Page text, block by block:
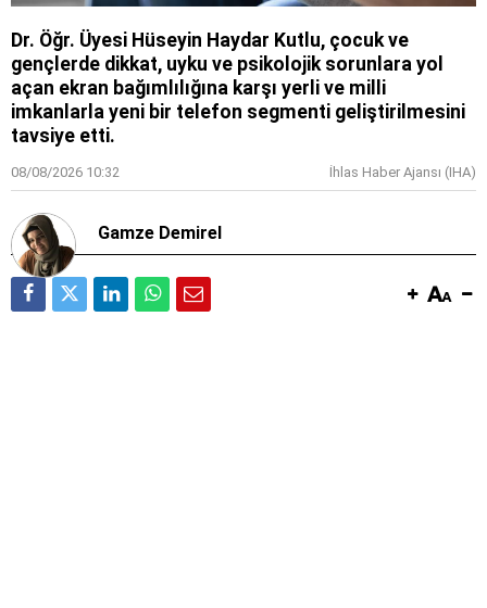
Dr. Öğr. Üyesi Hüseyin Haydar Kutlu, çocuk ve
gençlerde dikkat, uyku ve psikolojik sorunlara yol
açan ekran bağımlılığına karşı yerli ve milli
imkanlarla yeni bir telefon segmenti geliştirilmesini
tavsiye etti.
08/08/2026 10:32 İhlas Haber Ajansı (IHA)
Gamze Demirel